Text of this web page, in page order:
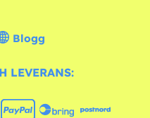
Blogg
LEVERANS: